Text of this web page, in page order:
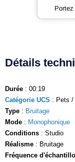
Détails
Durée : 00:19
Catégorie UCS : Pets /
Type : Bruitage
Mode : Monophonique
Conditions : Studio
Réalisme : Bruitage
Fréquence